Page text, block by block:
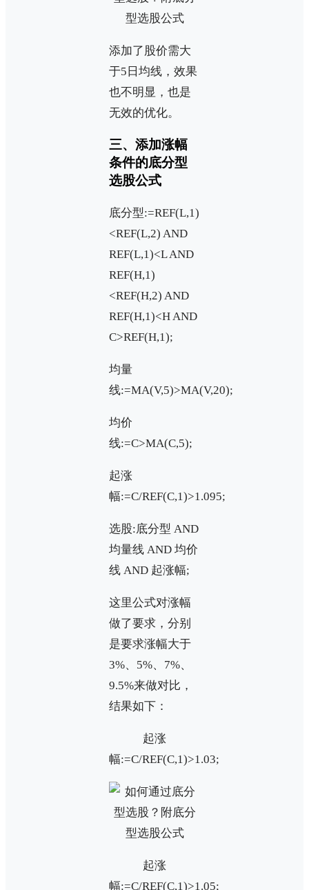
添加了股价需大
于5日均线，效果
也不明显，也是
无效的优化。
三、添加涨幅
条件的底分型
选股公式
底分型:=REF(L,1)
<REF(L,2) AND
REF(L,1)<L AND
REF(H,1)
<REF(H,2) AND
REF(H,1)<H AND
C>REF(H,1);
均量
线:=MA(V,5)>MA(V,20);
均价
线:=C>MA(C,5);
起涨
幅:=C/REF(C,1)>1.095;
选股:底分型 AND
均量线 AND 均价
线 AND 起涨幅;
这里公式对涨幅
做了要求，分别
是要求涨幅大于
3%、5%、7%、
9.5%来做对比，
结果如下：
起涨
幅:=C/REF(C,1)>1.03;
起涨
幅:=C/REF(C,1)>1.05;